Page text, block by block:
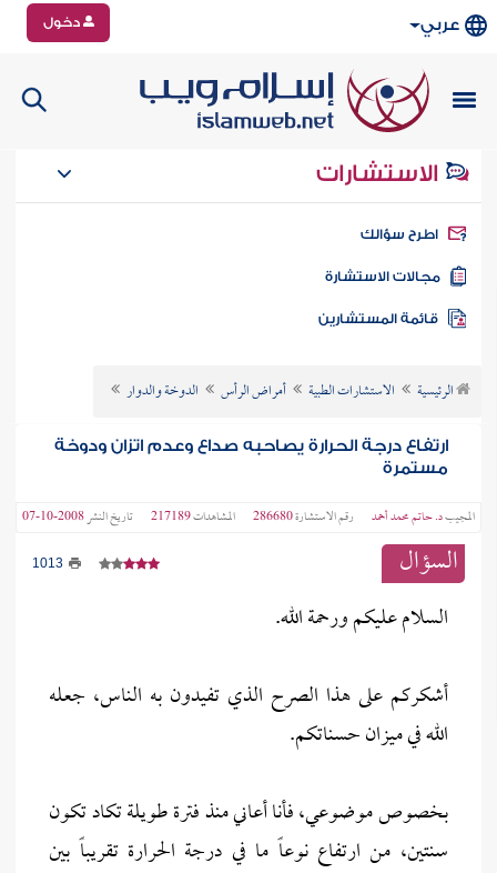
عربي دخول
الاستشارات
سؤالك
الاستشارة
الرئيسية الاستشارات الطبية أمراض الرأس الدوخة والدوار
ارتفاع درجة الحرارة يصاحبه صداع وعدم اتزان ودوخة
مستمرة
المجيبد. حاتم محمد أحمد رقم الاستشارة286680 المشاهدات217189 تاريخ النشر2008-10-07
السؤال 1013
السلام عليكم ورحمة الله.
أشكركم على هذا الصرح الذي تفيدون به الناس، جعله
الله في ميزان حسناتكم.
بخصوص موضوعي، فأنا أعاني منذ فترة طويلة تكاد تكون
سنتين، من ارتفاع نوعاً ما في درجة الحرارة تقريباً بين